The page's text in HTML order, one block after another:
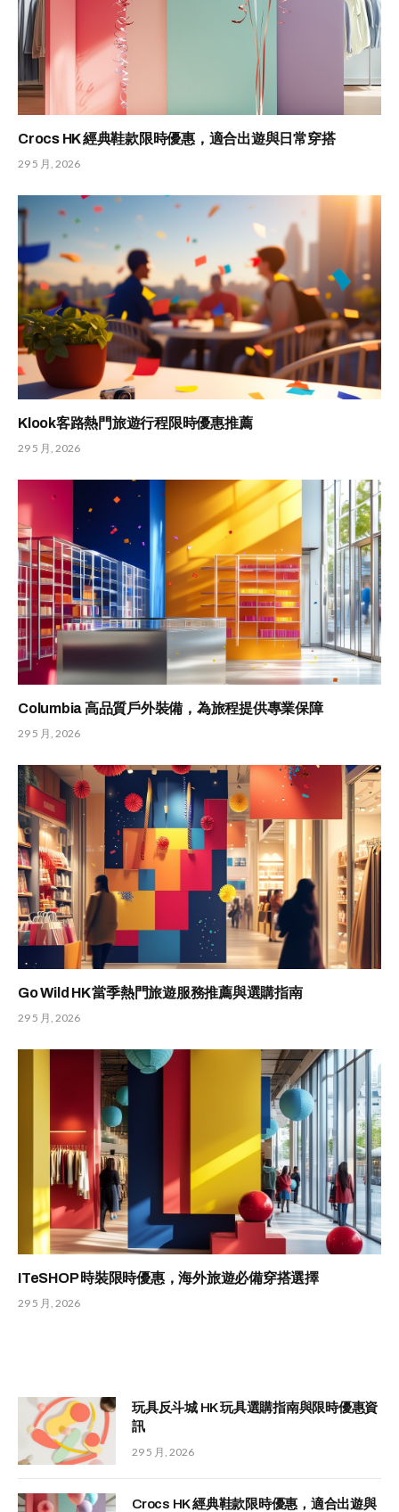
Crocs HK 經典鞋款限時優惠，適合出遊與日常穿搭
29 5 月, 2026
Klook客路熱門旅遊行程限時優惠推薦
29 5 月, 2026
Columbia 高品質戶外裝備，為旅程提供專業保障
29 5 月, 2026
Go Wild HK 當季熱門旅遊服務推薦與選購指南
29 5 月, 2026
ITeSHOP 時裝限時優惠，海外旅遊必備穿搭選擇
29 5 月, 2026
玩具反斗城 HK 玩具選購指南與限時優惠資
訊
29 5 月, 2026
Crocs HK 經典鞋款限時優惠，適合出遊與